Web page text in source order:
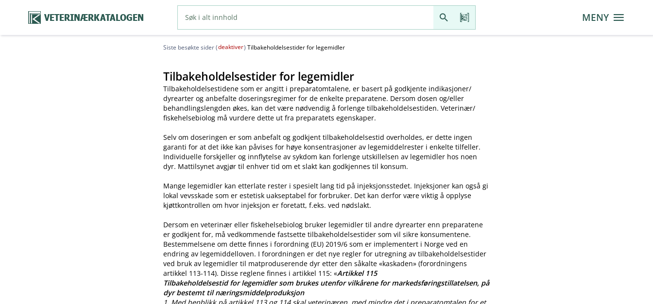
VETERINÆRKATALOGEN MENY
Siste besøkte sider (deaktiver) Tilbakeholdelsestider for legemidler
Tilbakeholdelsestider for legemidler
Tilbakeholdelsestidene som er angitt i preparatomtalene, er basert på godkjente indikasjoner​/​
dyrearter og anbefalte doseringsregimer for de enkelte preparatene. Dersom dosen og​/​eller
behandlingslengden økes, kan det være nødvendig å forlenge tilbakeholdelsestiden. Veterinær​/​
fiskehelsebiolog må vurdere dette ut fra preparatets egenskaper.
Selv om doseringen er som anbefalt og godkjent tilbakeholdelsestid overholdes, er dette ingen
garanti for at det ikke kan påvises for høye konsentrasjoner av legemiddelrester i enkelte tilfeller.
Individuelle forskjeller og innflytelse av sykdom kan forlenge utskillelsen av legemidler hos noen
dyr. Mattilsynet avgjør til enhver tid om et slakt kan godkjennes til konsum.
Mange legemidler kan etterlate rester i spesielt lang tid på injeksjonsstedet. Injeksjoner kan også gi
lokal vevsskade som er estetisk uakseptabel for forbruker. Det kan derfor være viktig å opplyse
kjøttkontrollen om hvor injeksjon er foretatt, f.eks. ved nødslakt.
Dersom en veterinær eller fiskehelsebiolog bruker legemidler til andre dyrearter enn preparatene
er godkjent for, må vedkommende fastsette tilbakeholdelsestider som vil sikre konsumentene.
Bestemmelsene om dette finnes i forordning (EU) 2019/6 som er implementert i Norge ved en
endring av legemiddelloven. I forordningen er det nye regler for utregning av tilbakeholdelsestider
ved bruk av legemidler til matproduserende dyr etter den såkalte «kaskaden» (forordningens
artikkel 113-114). Disse reglene finnes i artikkel 115: «Artikkel 115
Tilbakeholdelsestid for legemidler som brukes utenfor vilkårene for markedsføringstillatelsen, på
dyr bestemt til næringsmiddelproduksjon
1. Med henblikk på artikkel 113 og 114 skal veterinæren, med mindre det i preparatomtalen for et